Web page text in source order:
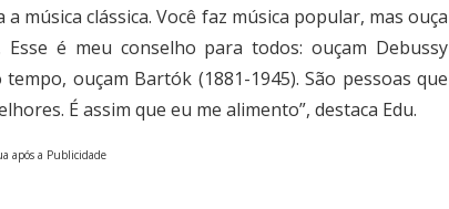
música clássica. Você faz música popular, mas ouça
é meu conselho para todos: ouçam Debussy
ouçam Bartók (1881-1945). São pessoas que
É assim que eu me alimento”, destaca Edu.
após a Publicidade